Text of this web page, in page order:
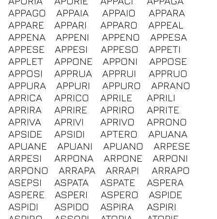
APPAGO
APPAIA APPAIO
APPARA
APPARE
APPARI APPARO
APPEAL
APPENA
APPENI APPENO
APPESA
APPESE
APPESI APPESO
APPETI
APPLET
APPONE APPONI
APPOSE
APPOSI
APPRUA APPRUI
APPRUO
APPURA
APPURI APPURO
APRANO
APRICA
APRICO APRILE
APRILI
APRIRA
APRIRE APRIRO
APRITE
APRIVA
APRIVI APRIVO
APRONO
APSIDE
APSIDI APTERO
APUANA
APUANE
APUANI APUANO
ARPESE
ARPESI
ARPONA ARPONE
ARPONI
ARPONO
ARRAPA ARRAPI
ARRAPO
ASEPSI
ASPATA ASPATE
ASPERA
ASPERE
ASPERI ASPERO
ASPIDE
ASPIDI
ASPIDO ASPIRA
ASPIRI